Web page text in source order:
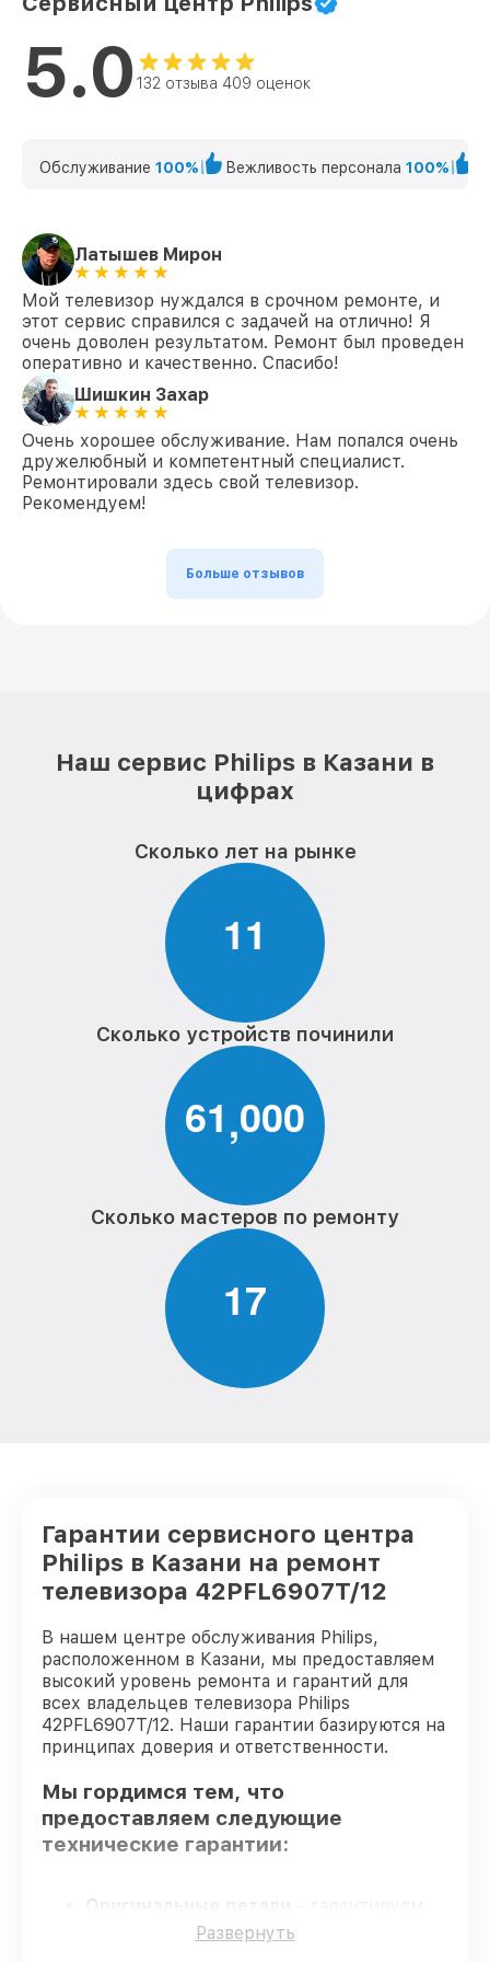
Замена кнопки включения
42PFL6907T/12 Philips
Philips
Замена трансформаторов подсветки
42PFL6907T/12 Philips
5.0 132 отзыва 409 оценок
Обслуживание 100% Вежливость персонала 100%
Латышев Мирон
Мой телевизор нуждался в срочном ремонте, и
этот сервис справился с задачей на отлично! Я
очень доволен результатом. Ремонт был проведен
оперативно и качественно. Спасибо!
Шишкин Захар
Очень хорошее обслуживание. Нам попался очень
дружелюбный и компетентный специалист.
Ремонтировали здесь свой телевизор.
Рекомендуем!
Больше отзывов
Наш сервис Philips в Казани в
цифрах
Сколько лет на рынке
11
Сколько устройств починили
61,000
Сколько мастеров по ремонту
17
Гарантии сервисного центра
Philips в Казани на ремонт
телевизора 42PFL6907T/12
В нашем центре обслуживания Philips,
расположенном в Казани, мы предоставляем
высокий уровень ремонта и гарантий для
всех владельцев телевизора Philips
42PFL6907T/12. Наши гарантии базируются на
принципах доверия и ответственности.
Мы гордимся тем, что
предоставляем следующие
технические гарантии:
Оригинальные детали
использование фирменных запчастей для
Развернуть